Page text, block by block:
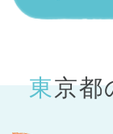
東京